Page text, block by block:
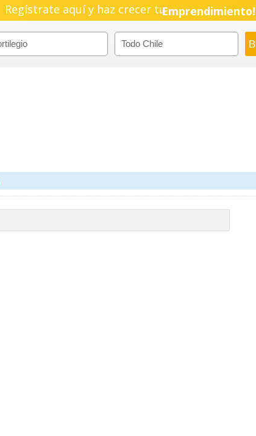
Regístrate aquí y haz crecer tuPyme!
Emprendimiento!